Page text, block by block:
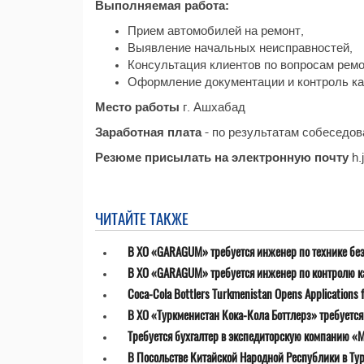
Выполняемая работа:
Прием автомобилей на ремонт,
Выявление начальных неисправностей,
Консультация клиентов по вопросам
Оформление документации и контроль
Место работы г. Ашхабад
Заработная плата- по результатам
Резюме присылать на электронную почту
ЧИТАЙТЕ ТАКЖЕ
В ХО «GARAGUM» требуется инженер по технике
В ХО «GARAGUM» требуется инженер по контролю
Coca-Cola Bottlers Turkmenistan Opens Applications
В ХО «Туркменистан Кока-Кола Боттлерз»
Требуется бухгалтер в экспедиторскую компанию
В Посольстве Китайской Народной Республики в